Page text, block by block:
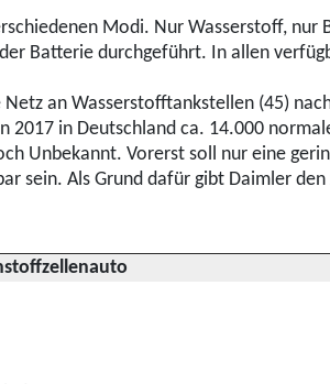
Modi. Nur Wasserstoff,
Batterie durchgeführt. In allen
an Wasserstofftankstellen (45)
2017 in Deutschland ca. 14.000
Unbekannt. Vorerst soll nur eine
sein. Als Grund dafür gibt Daimler den